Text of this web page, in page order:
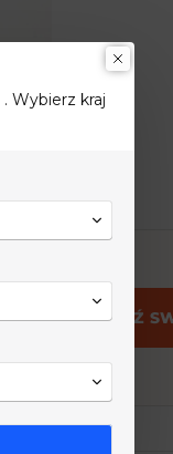
ZNAJDŹ
. Wybierz kraj